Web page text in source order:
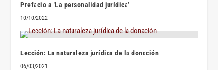
Prefacio a ‘La personalidad jurídica’
10/10/2022
Lección: La naturaleza jurídica de la donación
06/03/2021